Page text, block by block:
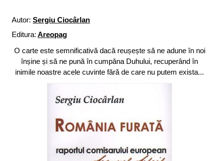
Autor: Sergiu Ciocârlan
Editura: Areopag
O carte este semnificativă dacă reușește să ne adune în noi
înșine și să ne pună în cumpăna Duhului, recuperând în
inimile noastre acele cuvinte fără de care nu putem exista...